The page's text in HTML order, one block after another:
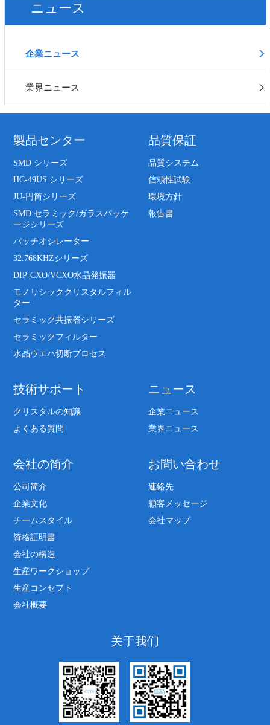
ニュース
企業ニュース
業界ニュース
製品センター
SMD シリーズ
HC-49US シリーズ
JU-円筒シリーズ
SMD セラミック/ガラスパッケ
ージシリーズ
パッチオシレーター
32.768KHZシリーズ
DIP-CXO/VCXO水晶発振器
モノリシッククリスタルフィル
ター
セラミック共振器シリーズ
セラミックフィルター
水晶ウエハ切断プロセス
品質保証
品質システム
信頼性試験
環境方針
報告書
技術サポート
クリスタルの知識
よくある質問
ニュース
企業ニュース
業界ニュース
会社の简介
公司简介
企業文化
チームスタイル
資格証明書
会社の構造
生産ワークショップ
生産コンセプト
会社概要
お問い合わせ
連絡先
顧客メッセージ
会社マップ
关于我们